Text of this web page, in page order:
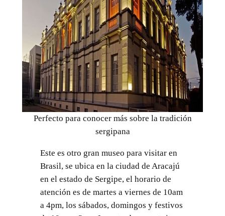
Perfecto para conocer más sobre la tradición
sergipana
Este es otro gran museo para visitar en
Brasil, se ubica en la ciudad de Aracajú
en el estado de Sergipe, el horario de
atención es de martes a viernes de 10am
a 4pm, los sábados, domingos y festivos